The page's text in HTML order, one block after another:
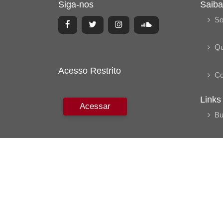
Siga-nos
Acesso Restrito
Acessar